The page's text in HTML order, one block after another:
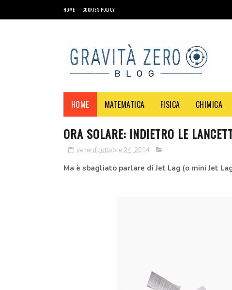
HOME COOKIES POLICY
HOME MATEMATICA FISICA CHIMICA
ORA SOLARE: INDIETRO LE
venerdì, ottobre 24, 2014
Ma è sbagliato parlare di Jet Lag (o mini Jet